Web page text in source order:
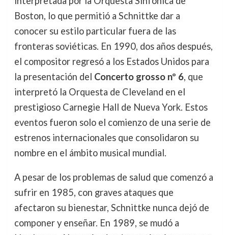
Boston, lo que permitió a Schnittke dar a
conocer su estilo particular fuera de las
fronteras soviéticas. En 1990, dos años después,
el compositor regresó a los Estados Unidos para
la presentación del Concerto grosso nº 6, que
interpretó la Orquesta de Cleveland en el
prestigioso Carnegie Hall de Nueva York. Estos
eventos fueron solo el comienzo de una serie de
estrenos internacionales que consolidaron su
nombre en el ámbito musical mundial.
A pesar de los problemas de salud que comenzó a
sufrir en 1985, con graves ataques que
afectaron su bienestar, Schnittke nunca dejó de
componer y enseñar. En 1989, se mudó a